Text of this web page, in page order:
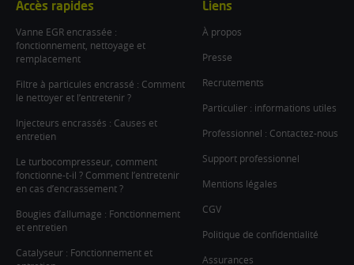
Accès rapides
Vanne EGR encrassée :
fonctionnement, nettoyage et
remplacement
Filtre à particules encrassé : Comment
le nettoyer et l’entretenir ?
Injecteurs encrassés : Causes et
entretien
Le turbocompresseur, comment
fonctionne-t-il ? Comment l’entretenir
en cas d’encrassement ?
Bougies d’allumage : Fonctionnement
et entretien
Catalyseur : Fonctionnement et
Liens
À propos
Presse
Recrutements
Particulier : informations utiles
Professionnel : Contactez-nous
Support professionnel
Mentions légales
CGV
Politique de confidentialité
Assurances